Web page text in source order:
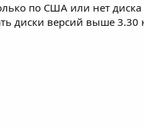
по США или нет диска
диски версий выше